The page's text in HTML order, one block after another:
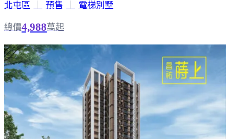
北屯區 預售 電梯別墅
總價4,988萬起